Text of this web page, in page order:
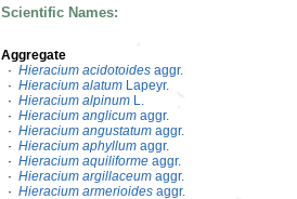
Scientific Names:
Aggregate
· Hieracium acidotoides aggr.
· Hieracium alatum Lapeyr.
· Hieracium alpinum L.
· Hieracium anglicum aggr.
· Hieracium angustatum aggr.
· Hieracium aphyllum aggr.
· Hieracium aquiliforme aggr.
· Hieracium argillaceum aggr.
· Hieracium armerioides aggr.